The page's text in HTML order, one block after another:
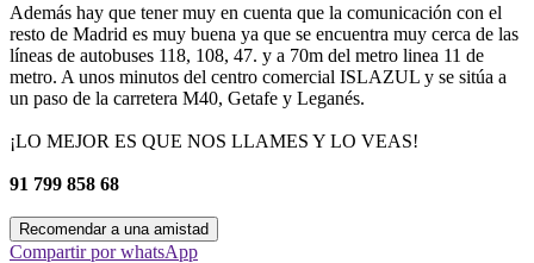
Además hay que tener muy en cuenta que la comunicación con el
resto de Madrid es muy buena ya que se encuentra muy cerca de las
líneas de autobuses 118, 108, 47. y a 70m del metro linea 11 de
metro. A unos minutos del centro comercial ISLAZUL y se sitúa a
un paso de la carretera M40, Getafe y Leganés.
¡LO MEJOR ES QUE NOS LLAMES Y LO VEAS!
91 799 858 68
Recomendar a una amistad
Compartir por whatsApp